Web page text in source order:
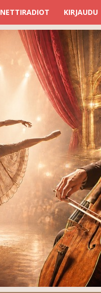
NETTIRADIOT KIRJAUDU